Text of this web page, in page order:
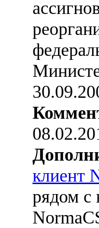
клиент
рядом с